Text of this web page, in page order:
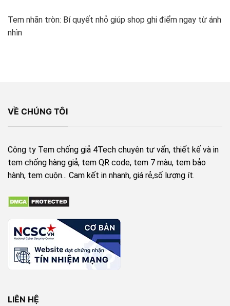
Tem nhãn tròn: Bí quyết nhỏ giúp shop ghi điểm ngay từ ánh
nhìn
VỀ CHÚNG TÔI
Công ty Tem chống giả 4Tech chuyên tư vấn, thiết kế và in
tem chống hàng giả, tem QR code, tem 7 màu, tem bảo
hành, tem cuộn... Cam kết in nhanh, giá rẻ,số lượng ít.
LIÊN HỆ